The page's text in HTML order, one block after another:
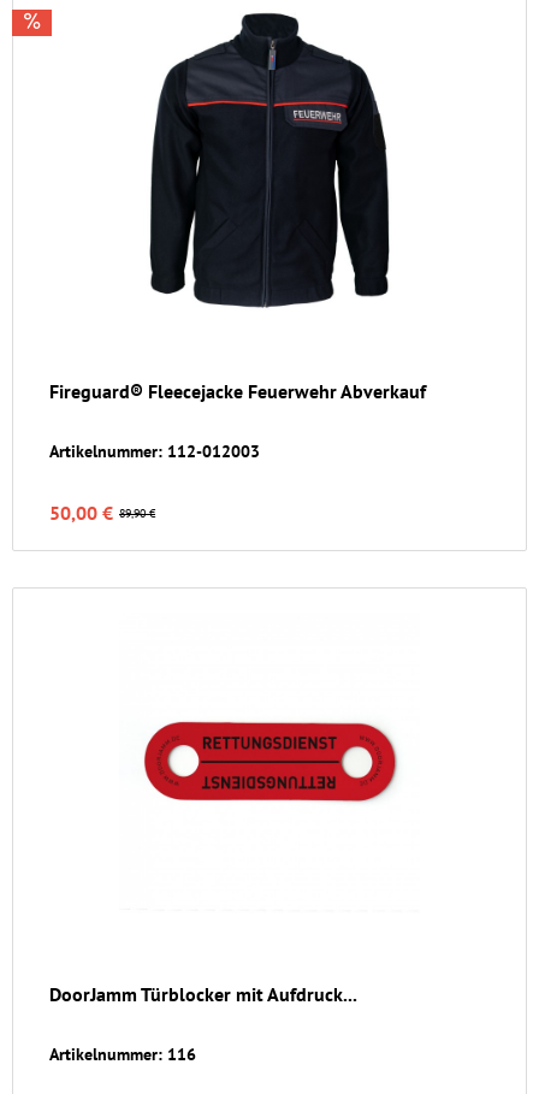
Fireguard® Fleecejacke Feuerwehr Abverkauf
Artikelnummer: 112-012003
89,90 €
50,00 €
DoorJamm Türblocker mit Aufdruck...
Artikelnummer: 116